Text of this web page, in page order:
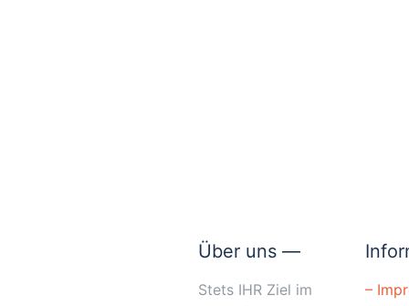
Über uns —
Stets IHR Ziel im
–